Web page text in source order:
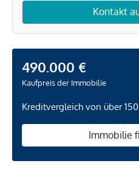
Kontakt
490.000 €
Kaufpreis der Immobilie
Kreditvergleich von über
Immobilie